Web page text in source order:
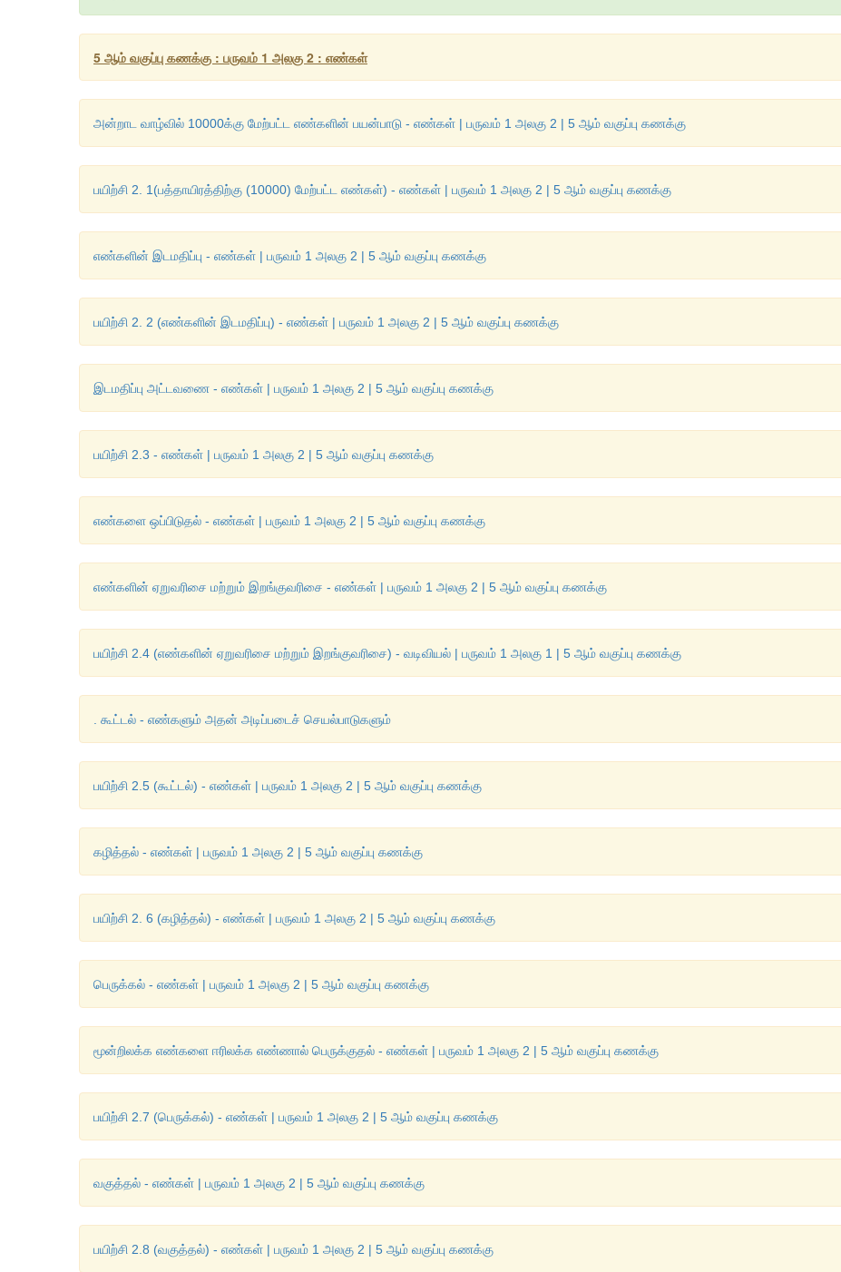
5 ஆம் வகுப்பு கணக்கு : பருவம் 1 அலகு 2 : எண்கள்
அன்றாட வாழ்வில் 10000க்கு மேற்பட்ட எண்களின் பயன்பாடு - எண்கள் | பருவம் 1 அலகு 2 | 5 ஆம் வகுப்பு கணக்கு
பயிற்சி 2. 1(பத்தாயிரத்திற்கு (10000) மேற்பட்ட எண்கள்) - எண்கள் | பருவம் 1 அலகு 2 | 5 ஆம் வகுப்பு கணக்கு
எண்களின் இடமதிப்பு - எண்கள் | பருவம் 1 அலகு 2 | 5 ஆம் வகுப்பு கணக்கு
பயிற்சி 2. 2 (எண்களின் இடமதிப்பு) - எண்கள் | பருவம் 1 அலகு 2 | 5 ஆம் வகுப்பு கணக்கு
இடமதிப்பு அட்டவணை - எண்கள் | பருவம் 1 அலகு 2 | 5 ஆம் வகுப்பு கணக்கு
பயிற்சி 2.3 - எண்கள் | பருவம் 1 அலகு 2 | 5 ஆம் வகுப்பு கணக்கு
எண்களை ஒப்பிடுதல் - எண்கள் | பருவம் 1 அலகு 2 | 5 ஆம் வகுப்பு கணக்கு
எண்களின் ஏறுவரிசை மற்றும் இறங்குவரிசை - எண்கள் | பருவம் 1 அலகு 2 | 5 ஆம் வகுப்பு கணக்கு
பயிற்சி 2.4 (எண்களின் ஏறுவரிசை மற்றும் இறங்குவரிசை) - வடிவியல் | பருவம் 1 அலகு 1 | 5 ஆம் வகுப்பு கணக்கு
. கூட்டல் - எண்களும் அதன் அடிப்படைச் செயல்பாடுகளும்
பயிற்சி 2.5 (கூட்டல்) - எண்கள் | பருவம் 1 அலகு 2 | 5 ஆம் வகுப்பு கணக்கு
கழித்தல் - எண்கள் | பருவம் 1 அலகு 2 | 5 ஆம் வகுப்பு கணக்கு
பயிற்சி 2. 6 (கழித்தல்) - எண்கள் | பருவம் 1 அலகு 2 | 5 ஆம் வகுப்பு கணக்கு
பெருக்கல் - எண்கள் | பருவம் 1 அலகு 2 | 5 ஆம் வகுப்பு கணக்கு
மூன்றிலக்க எண்களை ஈரிலக்க எண்ணால் பெருக்குதல் - எண்கள் | பருவம் 1 அலகு 2 | 5 ஆம் வகுப்பு கணக்கு
பயிற்சி 2.7 (பெருக்கல்) - எண்கள் | பருவம் 1 அலகு 2 | 5 ஆம் வகுப்பு கணக்கு
வகுத்தல் - எண்கள் | பருவம் 1 அலகு 2 | 5 ஆம் வகுப்பு கணக்கு
பயிற்சி 2.8 (வகுத்தல்) - எண்கள் | பருவம் 1 அலகு 2 | 5 ஆம் வகுப்பு கணக்கு